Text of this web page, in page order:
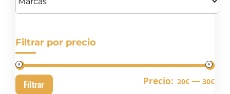
Filtrar por precio
Filtrar Precio: 20€ — 30€